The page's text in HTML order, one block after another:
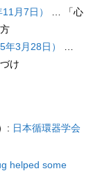
月7日）
… 「心
3月28日）
け
: 日本循環器学会
helped some